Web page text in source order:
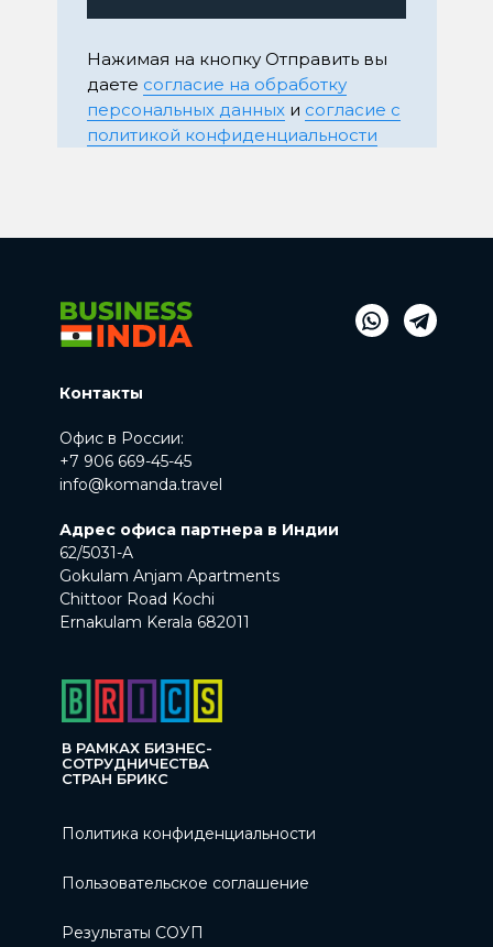
Нажимая на кнопку Отправить вы
даете согласие на обработку
персональных данных и согласие с
политикой конфиденциальности
В РАМКАХ БИЗНЕС-
СОТРУДНИЧЕСТВА
СТРАН БРИКС
Пользовательское соглашение
Политика конфиденциальности
Результаты СОУП
Контакты
Офис в России:
+7 906 669-45-45
info@komanda.travel
Адрес офиса партнера в Индии
62/5031-A
Gokulam Anjam Apartments
Chittoor Road Kochi
Ernakulam Kerala 682011